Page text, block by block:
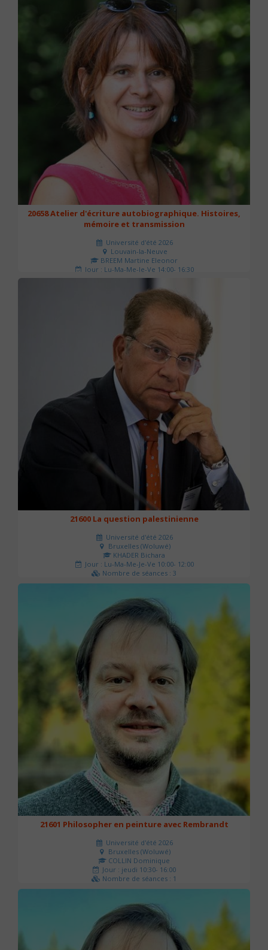
20658 Atelier d'écriture autobiographique. Histoires,
mémoire et transmission
Université d'été 2026
Louvain-la-Neuve
BREEM Martine Eleonor
Jour : Lu-Ma-Me-Je-Ve 14:00- 16:30
Nombre de séances : 3
21600 La question palestinienne
Université d'été 2026
Bruxelles (Woluwé)
KHADER Bichara
Jour : Lu-Ma-Me-Je-Ve 10:00- 12:00
Nombre de séances : 3
63 €
21601 Philosopher en peinture avec Rembrandt
Université d'été 2026
Bruxelles (Woluwé)
COLLIN Dominique
Jour : jeudi 10:30- 16:00
Nombre de séances : 1
40 €